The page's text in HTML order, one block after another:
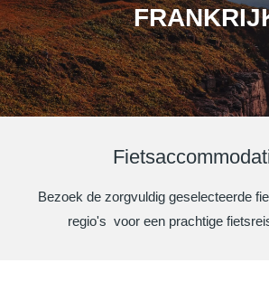
Bezoek de zorgvuldig geselecteerde
regio's voor een prachtige